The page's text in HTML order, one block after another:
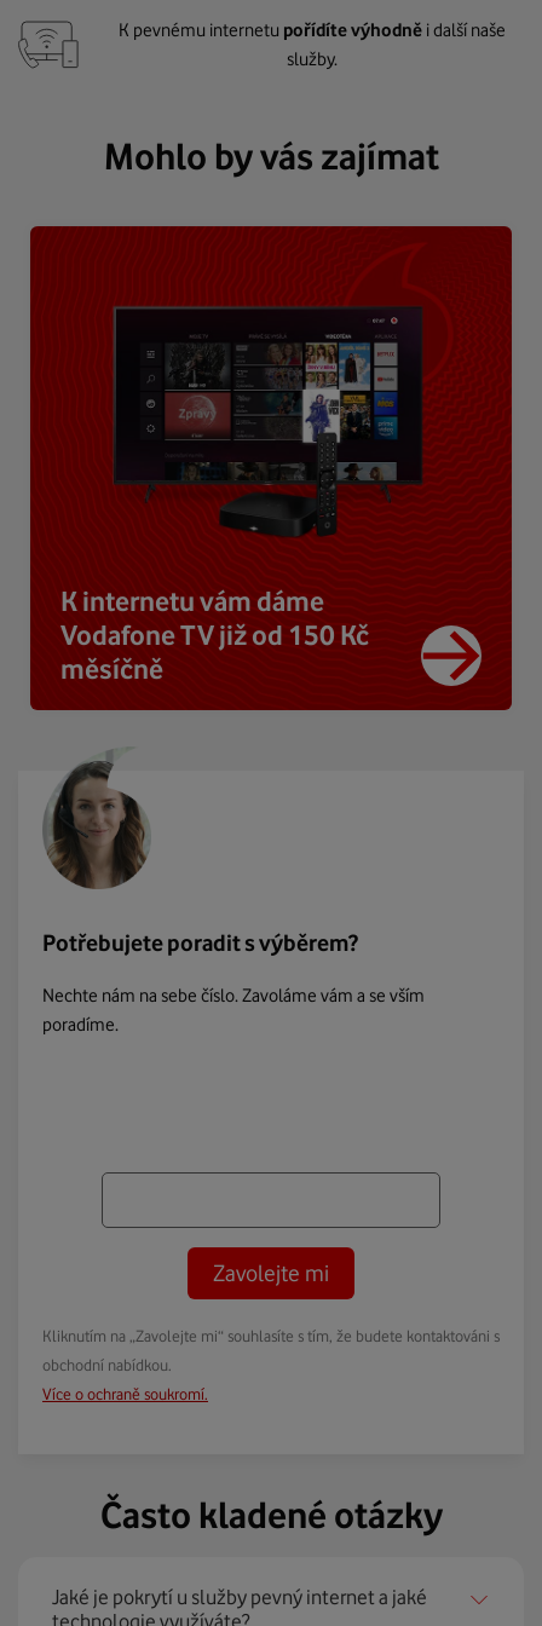
K pevnému internetu pořídíte výhodně i další naše
služby.
Mohlo by vás zajímat
K internetu vám dáme
Vodafone TV již od 150 Kč
měsíčně
Potřebujete poradit s výběrem?
Nechte nám na sebe číslo. Zavoláme vám a se vším
poradíme.
Zavolejte mi
Kliknutím na „Zavolejte mi“ souhlasíte s tím, že budete kontaktováni s
obchodní nabídkou.
Více o ochraně soukromí.
Často kladené otázky
Jaké je pokrytí u služby pevný internet a jaké
technologie využíváte?